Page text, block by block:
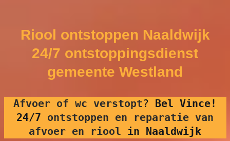
Riool ontstoppen Naaldwijk
24/7 ontstoppingsdienst
gemeente Westland
Afvoer of wc verstopt? Bel Vince!
24/7 ontstoppen en reparatie van
afvoer en riool in Naaldwijk